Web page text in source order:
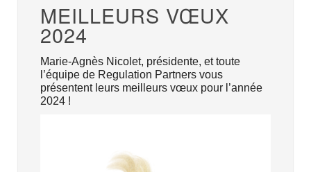
MEILLEURS VŒUX
2024
Marie-Agnès Nicolet, présidente, et toute
l’équipe de Regulation Partners vous
présentent leurs meilleurs vœux pour l’année
2024 !